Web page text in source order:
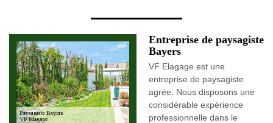
Entreprise de paysagiste
Bayers
VF Elagage est une
entreprise de paysagiste
agrée. Nous disposons une
considérable expérience
professionnelle dans le